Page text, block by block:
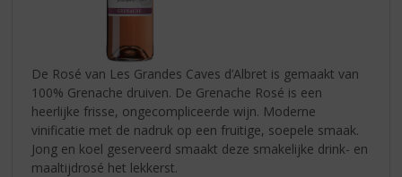
De Rosé van Les Grandes Caves d’Albret is gemaakt van
100% Grenache druiven. De Grenache Rosé is een
heerlijke frisse, ongecompliceerde wijn. Moderne
vinificatie met de nadruk op een fruitige, soepele smaak.
Jong en koel geserveerd smaakt deze smakelijke drink- en
maaltijdrosé het lekkerst.